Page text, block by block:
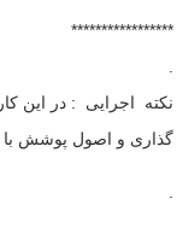
*****************
.
نکته اجرایی : در این
گذاری و اصول پوشش با
.